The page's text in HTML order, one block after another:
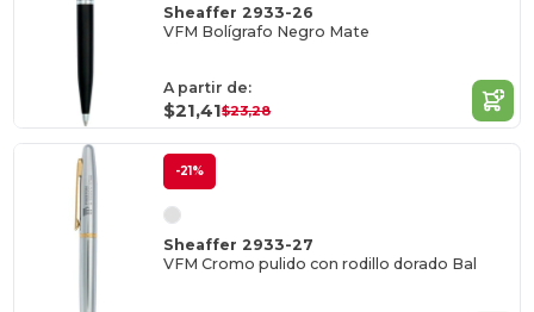
Sheaffer 2933-26
VFM Bolígrafo Negro Mate
A partir de:
$21,41$23,28
-21%
Sheaffer 2933-27
VFM Cromo pulido con rodillo dorado Bal